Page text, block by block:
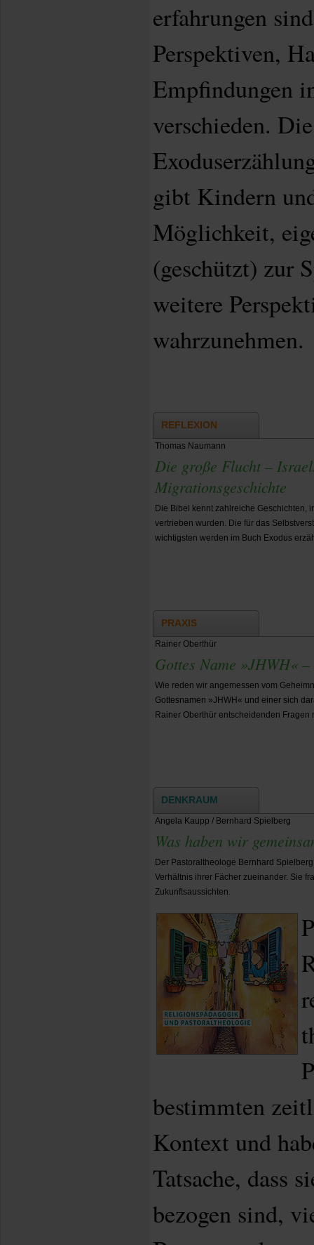
erfahrungen
Perspektiven,
Empfindungen
verschieden.
gibt Kindern
Möglichkeit,
(geschützt) zur
weitere
wahrzunehmen.
REFLEXION
Thomas Naumann
Die große Flucht –
Migrationsgeschichte
Die Bibel kennt zahlreiche Geschichten,
vertrieben wurden. Die für das
wichtigsten werden im Buch Exodus
PRAXIS
Rainer Oberthür
Gottes Name »JHWH«
Wie reden wir angemessen vom
Gottesnamen »JHWH« und einer sich
Rainer Oberthür entscheidenden
DENKRAUM
Angela Kaupp / Bernhard Spielberg
Was haben wir
Der Pastoraltheologe Bernhard
Verhältnis ihrer Fächer zueinander. Sie
Zukunftsaussichten.
bestimmten
Kontext und
Tatsache, dass
bezogen sind,